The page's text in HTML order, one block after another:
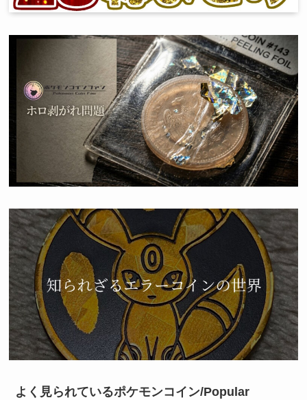
よく見られているポケモンコイン/Popular